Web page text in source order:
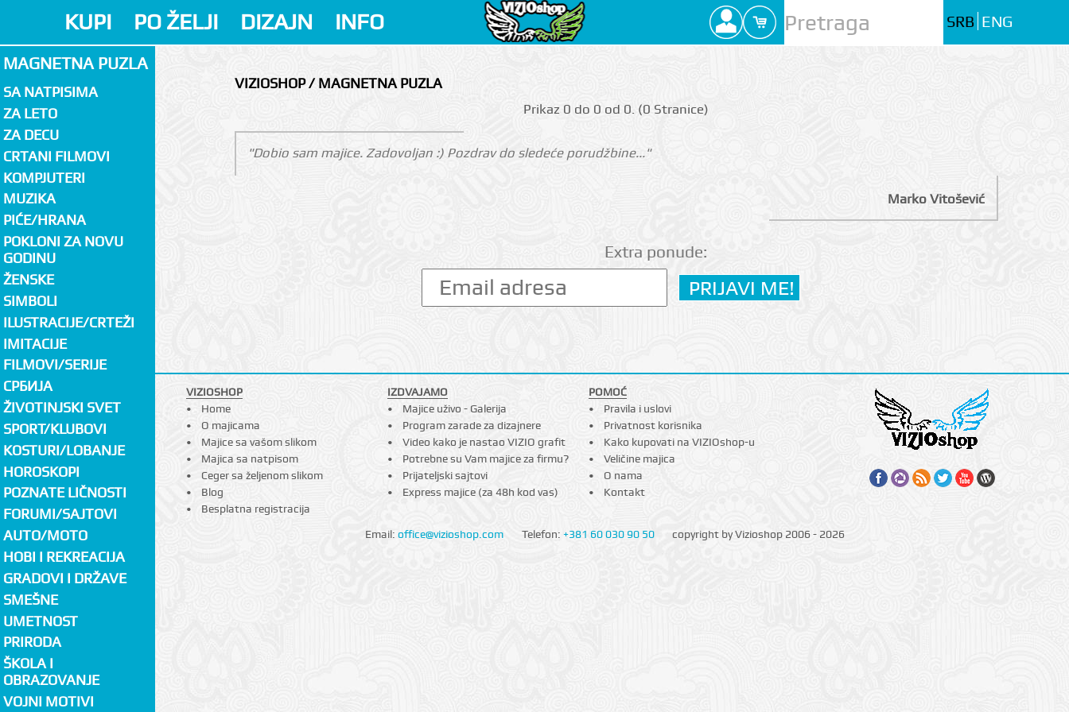
KUPI PO ŽELJI DIZAJN INFO SRB ENG
MAGNETNA PUZLA
SA NATPISIMA
ZA LETO
ZA DECU
CRTANI FILMOVI
KOMPJUTERI
MUZIKA
PIĆE/HRANA
POKLONI ZA NOVU
GODINU
ŽENSKE
SIMBOLI
ILUSTRACIJE/CRTEŽI
IMITACIJE
FILMOVI/SERIJE
СРБИЈА
ŽIVOTINJSKI SVET
SPORT/KLUBOVI
KOSTURI/LOBANJE
HOROSKOPI
POZNATE LIČNOSTI
FORUMI/SAJTOVI
AUTO/MOTO
HOBI I REKREACIJA
GRADOVI I DRŽAVE
SMEŠNE
UMETNOST
PRIRODA
ŠKOLA I
OBRAZOVANJE
VOJNI MOTIVI
VIZIOSHOP / MAGNETNA PUZLA
Prikаz 0 do 0 оd 0. (0 Strаnicе)
"Dobio sam majice. Zadovoljan :) Pozdrav do sledeće porudžbine..."
Marko Vitošević
Extra ponude:
VIZIOSHOP
Home
O majicama
Majice sa vašom slikom
Majica sa natpisom
Ceger sa željenom slikom
Blog
Besplatna registracija
IZDVAJAMO
Majice uživo - Galerija
Program zarade za dizajnere
Video kako je nastao VIZIO grafit
Potrebne su Vam majice za firmu?
Prijateljski sajtovi
Express majice (za 48h kod vas)
POMOĆ
Pravila i uslovi
Privatnost korisnika
Kako kupovati na VIZIOshop-u
Veličine majica
O nama
Kontakt
Email: office@vizioshop.com Telefon: +381 60 030 90 50 copyright by Vizioshop 2006 - 2026